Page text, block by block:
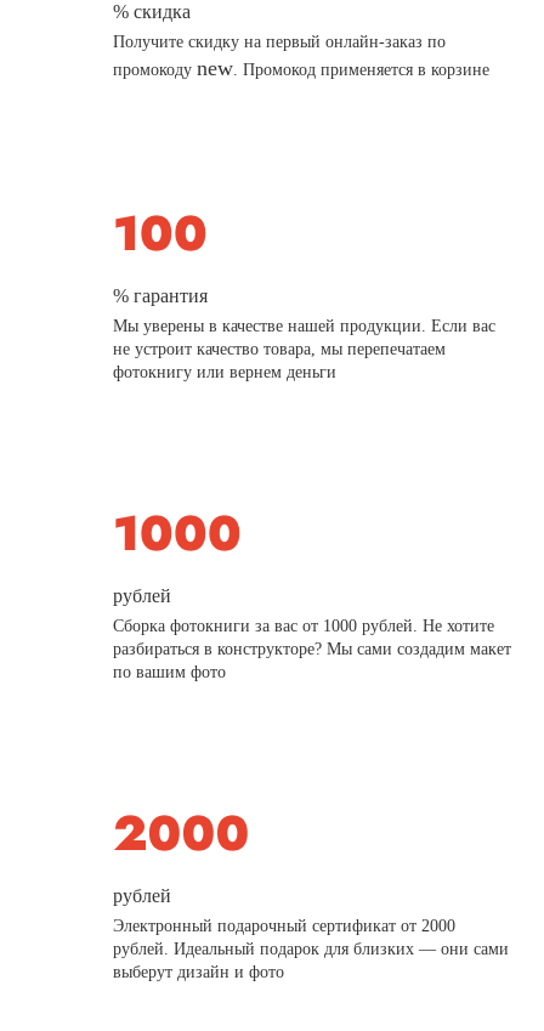
% скидка
Получите скидку на первый онлайн-заказ по
промокодуnew. Промокод применяется в корзине
% гарантия
Мы уверены в качестве нашей продукции. Если вас
не устроит качество товара, мы перепечатаем
фотокнигу или вернем деньги
рублей
Сборка фотокниги за вас от 1000 рублей. Не хотите
разбираться в конструкторе? Мы сами создадим макет
по вашим фото
рублей
Электронный подарочный сертификат от 2000
рублей. Идеальный подарок для близких — они сами
выберут дизайн и фото